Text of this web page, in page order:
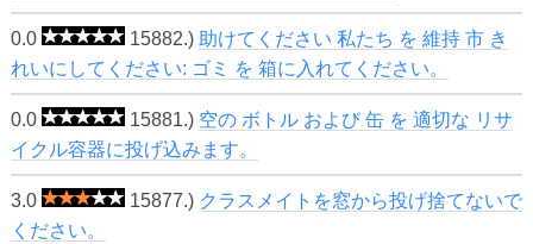
0.0 15882.) 助けてください 私たち を 維持 市 き
れいにしてください: ゴミ を 箱に入れてください。
0.0 15881.) 空の ボトル および 缶 を 適切な リサ
イクル容器に投げ込みます。
3.0 15877.) クラスメイトを窓から投げ捨てないで
ください。